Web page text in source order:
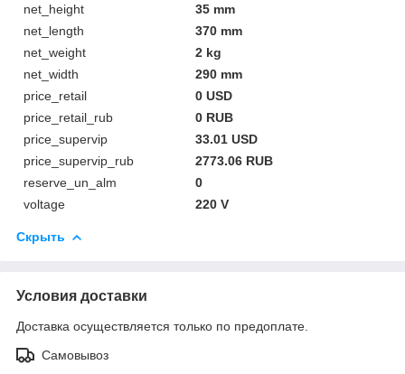
net_height
35 mm
net_length
370 mm
net_weight
2 kg
net_width
290 mm
price_retail
0 USD
price_retail_rub
0 RUB
price_supervip
33.01 USD
price_supervip_rub
2773.06 RUB
reserve_un_alm
0
voltage
220 V
Скрыть
Условия доставки
Доставка осуществляется только по предоплате.
Самовывоз